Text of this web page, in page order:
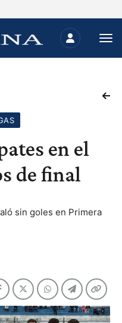
en el
de final
sin goles en Primera